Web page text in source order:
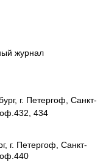
журнал
г. Петергоф, Санкт-
оф.432, 434
г. Петергоф, Санкт-
оф.440